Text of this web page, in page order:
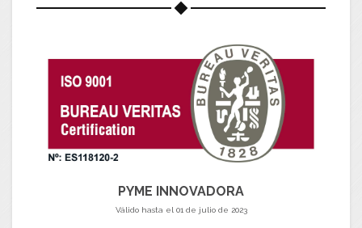
PYME INNOVADORA
Válido hasta el 01 de julio de 2023